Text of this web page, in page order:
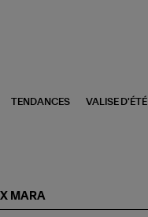
TENDANCES VALISE D'ÉTÉ
MARA